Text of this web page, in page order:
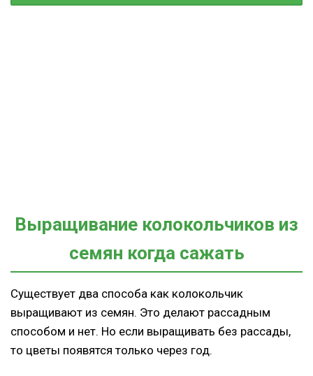
Выращивание колокольчиков из
семян когда сажать
Существует два способа как колокольчик
выращивают из семян. Это делают рассадным
способом и нет. Но если выращивать без рассады,
то цветы появятся только через год.